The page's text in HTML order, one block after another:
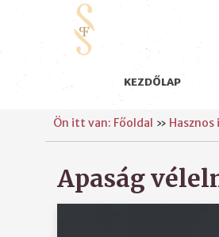
KEZDŐLAP
Ön itt van: Főoldal »
Apaság